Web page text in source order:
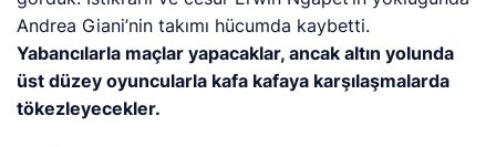
Andrea Giani’nin takımı hücumda kaybetti.
Yabancılarla maçlar yapacaklar, ancak altın yolunda
üst düzey oyuncularla kafa kafaya karşılaşmalarda
tökezleyecekler.